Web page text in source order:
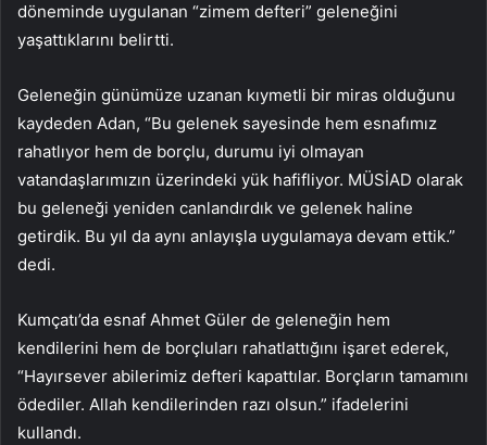
döneminde uygulanan “zimem defteri” geleneğini
yaşattıklarını belirtti.
Geleneğin günümüze uzanan kıymetli bir miras olduğunu
kaydeden Adan, “Bu gelenek sayesinde hem esnafımız
rahatlıyor hem de borçlu, durumu iyi olmayan
vatandaşlarımızın üzerindeki yük hafifliyor. MÜSİAD olarak
bu geleneği yeniden canlandırdık ve gelenek haline
getirdik. Bu yıl da aynı anlayışla uygulamaya devam ettik.”
dedi.
Kumçatı’da esnaf Ahmet Güler de geleneğin hem
kendilerini hem de borçluları rahatlattığını işaret ederek,
“Hayırsever abilerimiz defteri kapattılar. Borçların tamamını
ödediler. Allah kendilerinden razı olsun.” ifadelerini
kullandı.